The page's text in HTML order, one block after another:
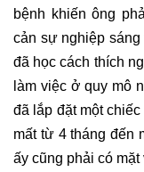
bệnh khiến ông
cản sự nghiệp sáng
đã học cách thích
làm việc ở quy mô
đã lắp đặt một
mất từ ​​4 tháng đến
ấy cũng phải có mặt